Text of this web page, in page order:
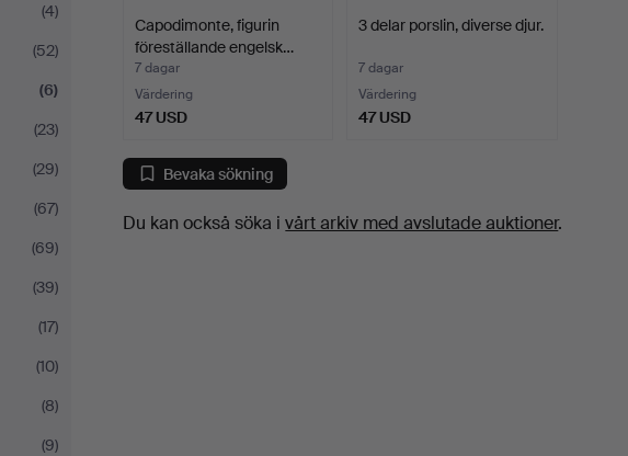
(4)
(52)
(6)
(23)
(29)
(67)
(69)
(39)
(17)
(10)
(8)
(9)
Capodimonte, figurin
föreställande engelsk…
7 dagar
Värdering
47 USD
3 delar porslin, diverse djur.
7 dagar
Värdering
47 USD
Bevaka sökning
Du kan också söka ivårt arkiv med avslutade auktioner.